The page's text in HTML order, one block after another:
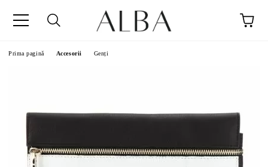
Prima pagină Accesorii Genți